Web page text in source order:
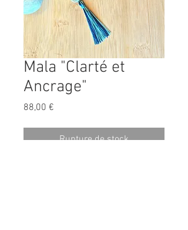
Mala "Clarté et
Ancrage"
88,00 €
Rupture de stock